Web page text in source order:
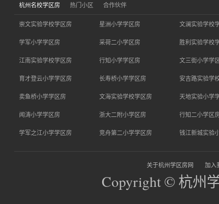
杭州名校学区房 热门小区 合作伙伴
崇文实验学校学区房 星洲小学学区房 文澜实验学校
学军小学学区房 采荷二小学区房 胜利实验学校
江南实验学校学区房 行知小学学区房 文三街小学学
育才登云小学学区房 长寿桥小学学区房 安吉路实验学
卖鱼桥小学学区房 文海实验学校学区房 天地实验小学
闻涛小学学区房 浙大二附小学区房 行知二小学区
学军之江小学学区房 竞舟第二小学学区房 钱江新城实验
关于杭州学区房网 加入
Copyright © 杭州